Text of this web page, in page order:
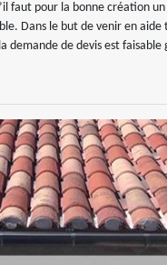
faut pour la bonne création
Dans le but de venir en aide
demande de devis est